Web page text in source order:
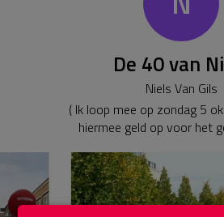
De 40 van
Niels Van Gils
( Ik loop mee op zondag 5
hiermee geld op voor het